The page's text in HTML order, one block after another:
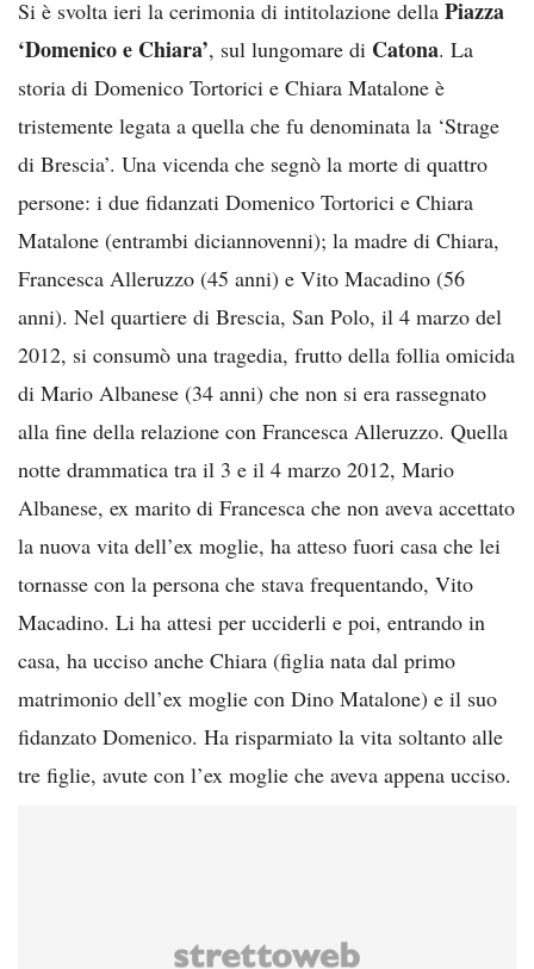
Si è svolta ieri la cerimonia di intitolazione della Piazza
‘Domenico e Chiara’, sul lungomare di Catona. La
storia di Domenico Tortorici e Chiara Matalone è
tristemente legata a quella che fu denominata la ‘Strage
di Brescia’. Una vicenda che segnò la morte di quattro
persone: i due fidanzati Domenico Tortorici e Chiara
Matalone (entrambi diciannovenni); la madre di Chiara,
Francesca Alleruzzo (45 anni) e Vito Macadino (56
anni). Nel quartiere di Brescia, San Polo, il 4 marzo del
2012, si consumò una tragedia, frutto della follia omicida
di Mario Albanese (34 anni) che non si era rassegnato
alla fine della relazione con Francesca Alleruzzo. Quella
notte drammatica tra il 3 e il 4 marzo 2012, Mario
Albanese, ex marito di Francesca che non aveva accettato
la nuova vita dell’ex moglie, ha atteso fuori casa che lei
tornasse con la persona che stava frequentando, Vito
Macadino. Li ha attesi per ucciderli e poi, entrando in
casa, ha ucciso anche Chiara (figlia nata dal primo
matrimonio dell’ex moglie con Dino Matalone) e il suo
fidanzato Domenico. Ha risparmiato la vita soltanto alle
tre figlie, avute con l’ex moglie che aveva appena ucciso.